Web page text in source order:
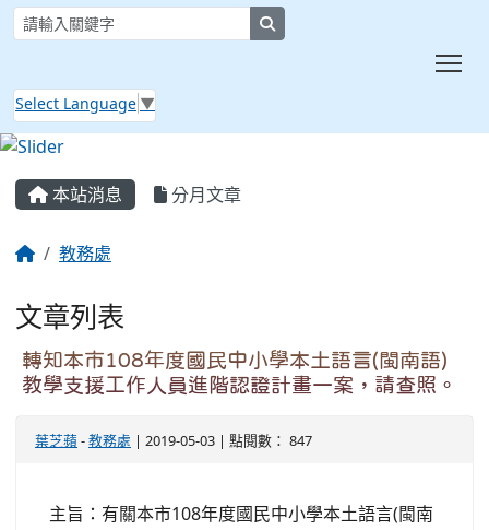
Select Language ▼
本站消息 分月文章
教務處
文章列表
轉知本市108年度國民中小學本土語言(閩南語)
教學支援工作人員進階認證計畫一案，請查照。
葉芝蘋 -教務處 | 2019-05-03 | 點閱數： 847
主旨：有關本市108年度國民中小學本土語言(閩南